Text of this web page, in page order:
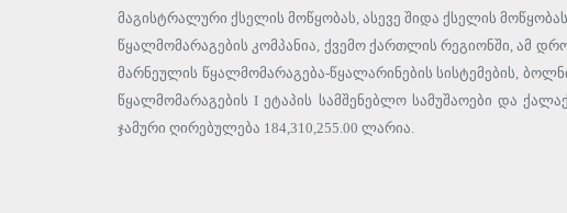
მაგისტრალური ქსელის მოწყობას, ასევე შიდა ქსელის
წყალმომარაგების კომპანია, ქვემო ქართლის რეგიონში, ამ
მარნეულის წყალმომარაგება-წყალარინების სისტემების,
წყალმომარაგების I ეტაპის სამშენებლო სამუშაოები და
ჯამური ღირებულება 184,310,255.00 ლარია.